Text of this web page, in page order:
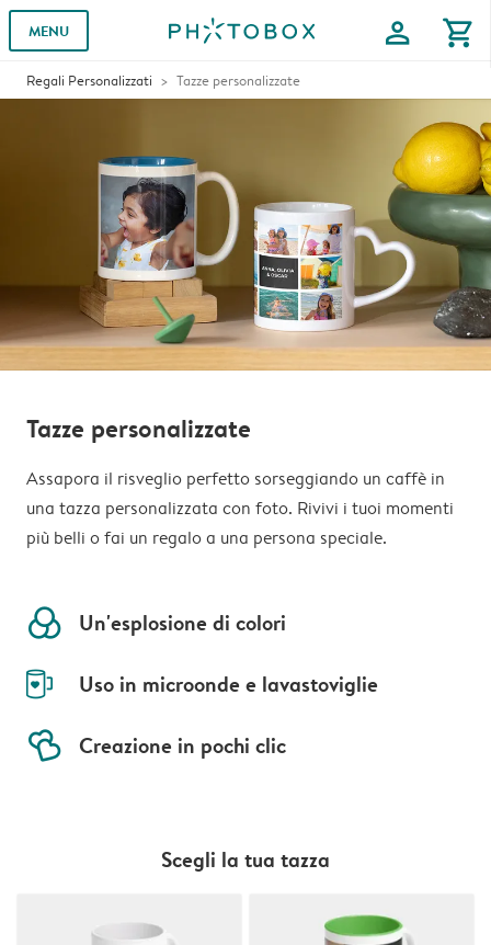
MENU profile shopping_cart
Regali Personalizzati Tazze personalizzate
Tazze personalizzate
Assapora il risveglio perfetto sorseggiando un caffè in
una tazza personalizzata con foto. Rivivi i tuoi momenti
più belli o fai un regalo a una persona speciale.
colors Un'esplosione di colori
mug-empty
Uso in microonde e lavastoviglie
hearts Creazione in pochi clic
Scegli la tua tazza